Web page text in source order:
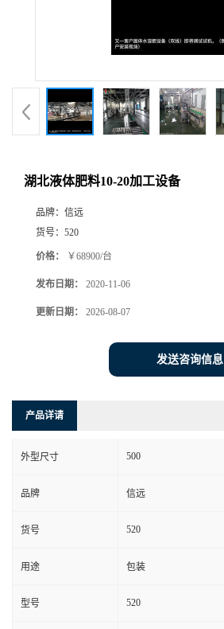
湖北液体肥料10-20加工设备
品牌： 信远
货号： 520
价格： ￥68900/台
发布日期： 2020-11-06
更新日期： 2026-08-07
发送咨询信息
产品详请
外型尺寸 500
品牌 信远
货号 520
用途 包装
型号 520